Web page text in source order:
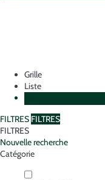
Grille
Liste
FILTRES FILTRES
FILTRES
Nouvelle recherche
Catégorie